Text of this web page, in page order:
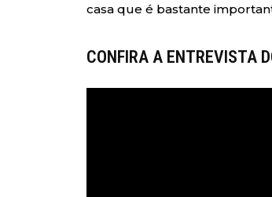
casa que é bastante
CONFIRA A ENTREVISTA